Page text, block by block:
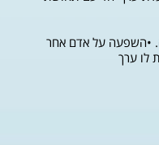
•השפעה על אדם אחר
לו ערך